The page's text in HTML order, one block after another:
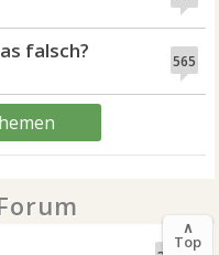
565
falsch?
∧
Top